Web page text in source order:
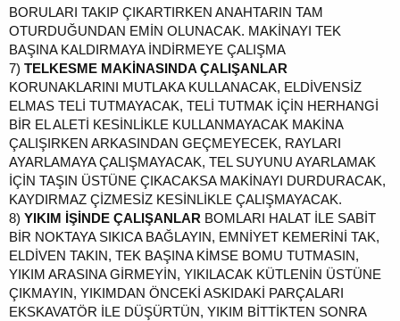
BORULARI TAKIP ÇIKARTIRKEN ANAHTARIN TAM
OTURDUĞUNDAN EMİN OLUNACAK. MAKİNAYI TEK
BAŞINA KALDIRMAYA İNDİRMEYE ÇALIŞMA
7) TELKESME MAKİNASINDA ÇALIŞANLAR
KORUNAKLARINI MUTLAKA KULLANACAK, ELDİVENSİZ
ELMAS TELİ TUTMAYACAK, TELİ TUTMAK İÇİN HERHANGİ
BİR EL ALETİ KESİNLİKLE KULLANMAYACAK MAKİNA
ÇALIŞIRKEN ARKASINDAN GEÇMEYECEK, RAYLARI
AYARLAMAYA ÇALIŞMAYACAK, TEL SUYUNU AYARLAMAK
İÇİN TAŞIN ÜSTÜNE ÇIKACAKSA MAKİNAYI DURDURACAK,
KAYDIRMAZ ÇİZMESİZ KESİNLİKLE ÇALIŞMAYACAK.
8) YIKIM İŞİNDE ÇALIŞANLAR BOMLARI HALAT İLE SABİT
BİR NOKTAYA SIKICA BAĞLAYIN, EMNİYET KEMERİNİ TAK,
ELDİVEN TAKIN, TEK BAŞINA KİMSE BOMU TUTMASIN,
YIKIM ARASINA GİRMEYİN, YIKILACAK KÜTLENİN ÜSTÜNE
ÇIKMAYIN, YIKIMDAN ÖNCEKİ ASKIDAKİ PARÇALARI
EKSKAVATÖR İLE DÜŞÜRTÜN, YIKIM BİTTİKTEN SONRA